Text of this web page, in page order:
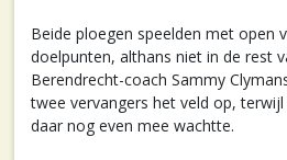
Beide ploegen speelden met open
doelpunten, althans niet in de rest
Berendrecht-coach Sammy
twee vervangers het veld op,
daar nog even mee wachtte.